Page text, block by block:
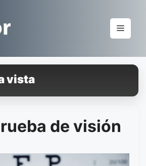
Menu
vista
de visión